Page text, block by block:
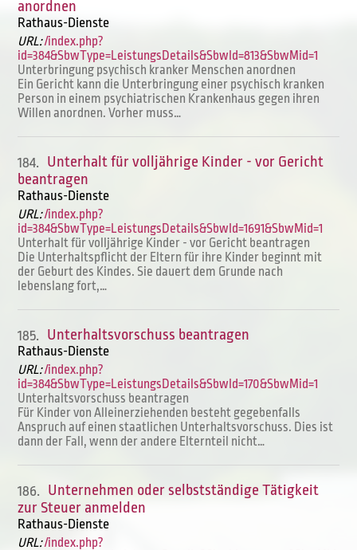
anordnen
Rathaus-Dienste
URL:/index.php?
id=384&SbwType=LeistungsDetails&SbwId=813&SbwMid=1
Unterbringung psychisch kranker Menschen anordnen
Ein Gericht kann die Unterbringung einer psychisch kranken
Person in einem psychiatrischen Krankenhaus gegen ihren
Willen anordnen. Vorher muss…
184. Unterhalt für volljährige Kinder - vor Gericht
beantragen
Rathaus-Dienste
URL:/index.php?
id=384&SbwType=LeistungsDetails&SbwId=1691&SbwMid=1
Unterhalt für volljährige Kinder - vor Gericht beantragen
Die Unterhaltspflicht der Eltern für ihre Kinder beginnt mit
der Geburt des Kindes. Sie dauert dem Grunde nach
lebenslang fort,…
185. Unterhaltsvorschuss beantragen
Rathaus-Dienste
URL:/index.php?
id=384&SbwType=LeistungsDetails&SbwId=170&SbwMid=1
Unterhaltsvorschuss beantragen
Für Kinder von Alleinerziehenden besteht gegebenfalls
Anspruch auf einen staatlichen Unterhaltsvorschuss. Dies ist
dann der Fall, wenn der andere Elternteil nicht…
186. Unternehmen oder selbstständige Tätigkeit
zur Steuer anmelden
Rathaus-Dienste
URL:/index.php?